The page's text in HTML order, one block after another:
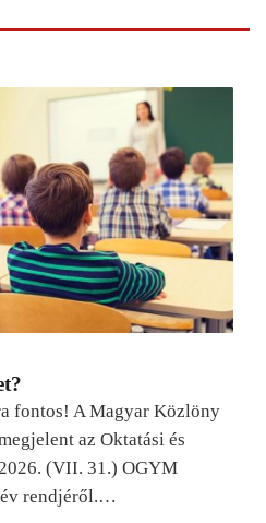
fontos! A Magyar Közlöny
az Oktatási és
(VII. 31.) OGYM
rendjéről.…